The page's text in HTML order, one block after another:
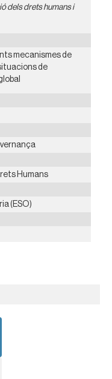
dels drets humans i
mecanismes de
de
Humans
(ESO)